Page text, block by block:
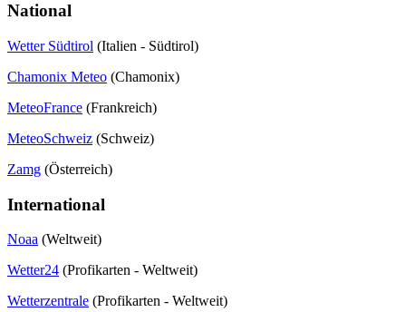
National
Wetter Südtirol (Italien - Südtirol)
Chamonix Meteo (Chamonix)
MeteoFrance (Frankreich)
MeteoSchweiz (Schweiz)
Zamg (Österreich)
International
Noaa (Weltweit)
Wetter24 (Profikarten - Weltweit)
Wetterzentrale (Profikarten - Weltweit)